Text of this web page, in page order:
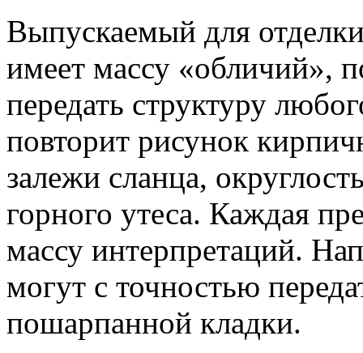
Выпускаемый для
имеет массу «обличий»,
передать структуру
повторит рисунок
залежи сланца,
горного утеса. Каждая
массу интерпретаций.
могут с точностью
пошарпанной кладки.